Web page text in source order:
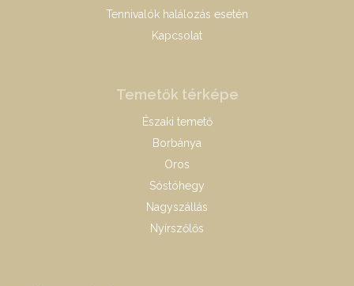
Tennivalók halálozás esetén
Kapcsolat
Temetők térképe
Északi temető
Borbánya
Oros
Sóstóhegy
Nagyszállás
Nyírszőlős